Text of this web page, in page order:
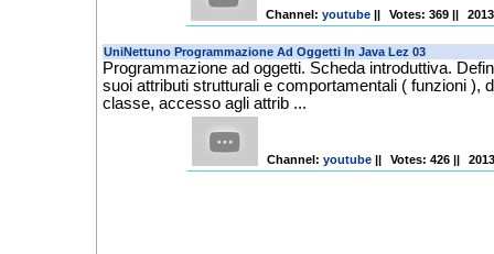
Channel: youtube || Votes: 369 ||
Programmazione ad oggetti. Scheda introduttiva.
suoi attributi strutturali e comportamentali ( funzioni ),
classe, accesso agli attrib ...
Channel: youtube || Votes: 426 ||